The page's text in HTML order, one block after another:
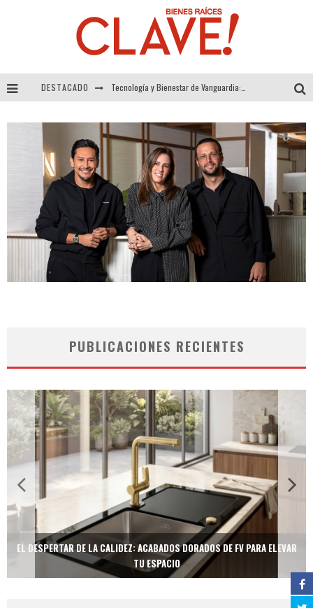
DESTACADO
Alexandra Bedoya – La Constancia detrás de La Paletería
El Despertar de la Calidez: Acabados Dorados de FV para Elevar tu Espacio
PUBLICACIONES RECIENTES
EL DESPERTAR DE LA CALIDEZ: ACABADOS DORADOS DE FV PARA ELEVAR
TU ESPACIO